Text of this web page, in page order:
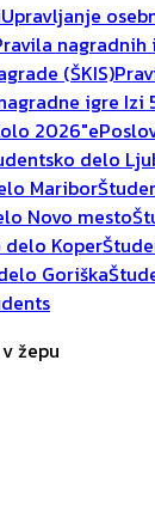
Upravljanje
nagradnih
(ŠKIS)
igre Izi
2026"
delo
Maribor
Novo mesto
Koper
Goriška
žepu